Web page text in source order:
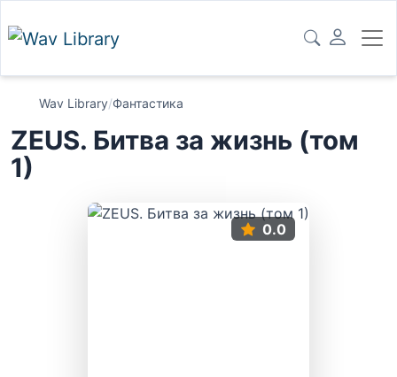
Wav Library/Фантастика
ZEUS. Битва за жизнь (том
1)
0.0